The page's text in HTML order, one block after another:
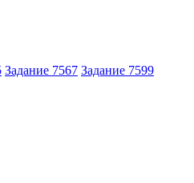
Задание 7567 Задание 7599